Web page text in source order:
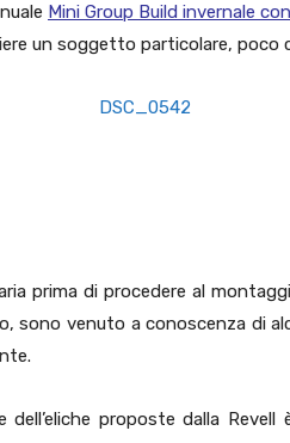
Mini Group Build invernale
un soggetto particolare,
prima di procedere al
sono venuto a conoscenza di
proposte dalla Revell